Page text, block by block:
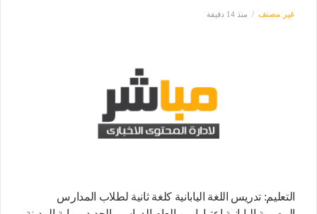
غير مصنف منذ 14 دقيقة
التعليم: تدريس اللغة اليابانية كلغة ثانية لطلاب المدارس